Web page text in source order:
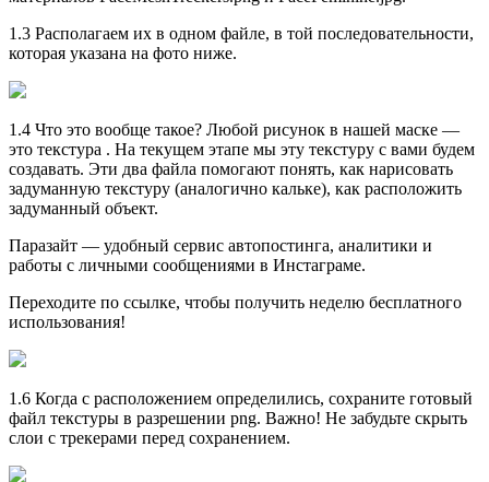
1.3 Располагаем их в одном файле, в той последовательности,
которая указана на фото ниже.
1.4 Что это вообще такое? Любой рисунок в нашей маске —
это текстура . На текущем этапе мы эту текстуру с вами будем
создавать. Эти два файла помогают понять, как нарисовать
задуманную текстуру (аналогично кальке), как расположить
задуманный объект.
Паразайт — удобный сервис автопостинга, аналитики и
работы с личными сообщениями в Инстаграме.
Переходите по ссылке, чтобы получить неделю бесплатного
использования!
1.6 Когда с расположением определились, сохраните готовый
файл текстуры в разрешении png. Важно! Не забудьте скрыть
слои с трекерами перед сохранением.